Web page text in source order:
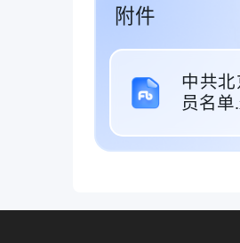
附件
中共
员名单